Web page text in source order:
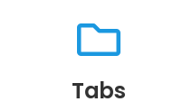
Tabs